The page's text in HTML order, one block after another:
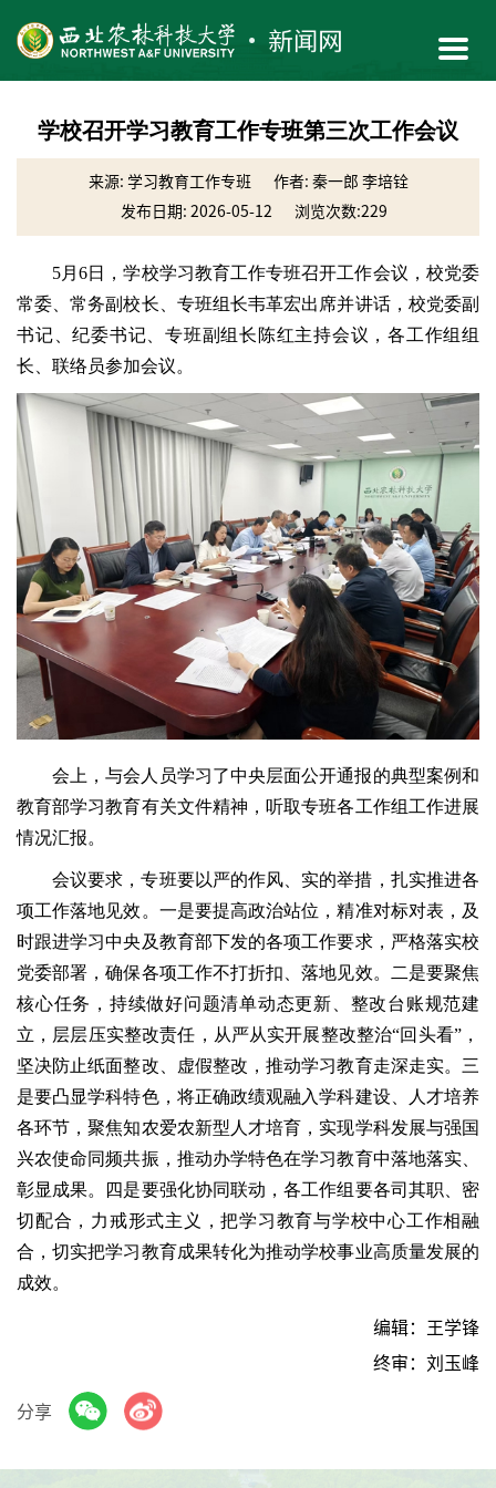
学校召开学习教育工作专班第三次工作会议
来源: 学习教育工作专班
作者: 秦一郎 李培铨
发布日期: 2026-05-12
浏览次数:229
5月6日，学校学习教育工作专班召开工作会议，校党委
常委、常务副校长、专班组长韦革宏出席并讲话，校党委副
书记、纪委书记、专班副组长陈红主持会议，各工作组组
长、联络员参加会议。
会上，与会人员学习了中央层面公开通报的典型案例和
教育部学习教育有关文件精神，听取专班各工作组工作进展
情况汇报。
会议要求，专班要以严的作风、实的举措，扎实推进各
项工作落地见效。一是要提高政治站位，精准对标对表，及
时跟进学习中央及教育部下发的各项工作要求，严格落实校
党委部署，确保各项工作不打折扣、落地见效。二是要聚焦
核心任务，持续做好问题清单动态更新、整改台账规范建
立，层层压实整改责任，从严从实开展整改整治“回头看”，
坚决防止纸面整改、虚假整改，推动学习教育走深走实。三
是要凸显学科特色，将正确政绩观融入学科建设、人才培养
各环节，聚焦知农爱农新型人才培育，实现学科发展与强国
兴农使命同频共振，推动办学特色在学习教育中落地落实、
彰显成果。四是要强化协同联动，各工作组要各司其职、密
切配合，力戒形式主义，把学习教育与学校中心工作相融
合，切实把学习教育成果转化为推动学校事业高质量发展的
成效。
编辑：王学锋
终审：刘玉峰
分享